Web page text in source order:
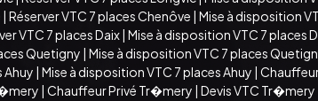
| Réserver VTC 7 places Chenôve | Mise à disposition
VTC 7 places Daix| Mise à disposition VTC 7 places
Quetigny | Mise à disposition VTC 7 places
Ahuy | Mise à disposition VTC 7 places Ahuy |
| Chauffeur Privé Tr�mery | Devis VTC Tr�mery